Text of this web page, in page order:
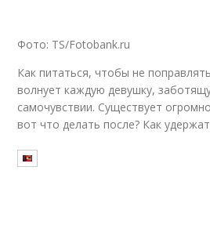
Фото: TS/Fotobank.ru
Как питаться, чтобы не
волнует каждую девушку,
самочувствии. Существует
вот что делать после? Как